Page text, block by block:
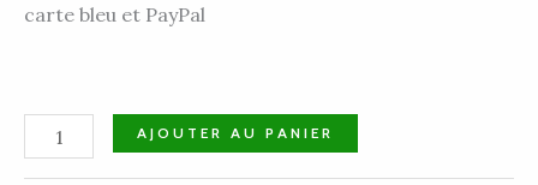
carte bleu et PayPal
AJOUTER AU PANIER